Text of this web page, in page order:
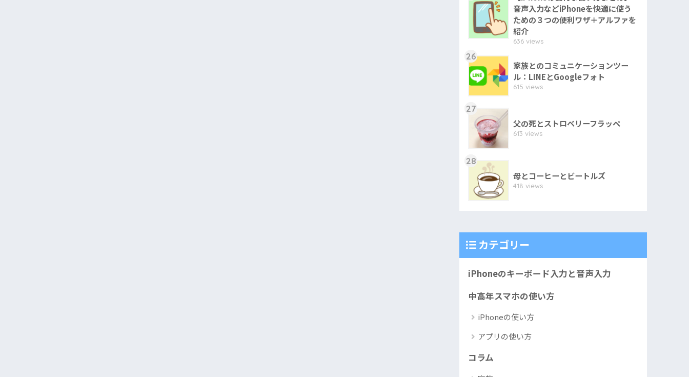
音声入力などiPhoneを快適に使う
ための３つの便利ワザ＋アルファを
紹介
636 views
26
家族とのコミュニケーションツー
ル：LINEとGoogleフォト
615 views
27
父の死とストロベリーフラッペ
613 views
28
母とコーヒーとビートルズ
418 views
カテゴリー
iPhoneのキーボード入力と音声入力
中高年スマホの使い方
iPhoneの使い方
アプリの使い方
コラム